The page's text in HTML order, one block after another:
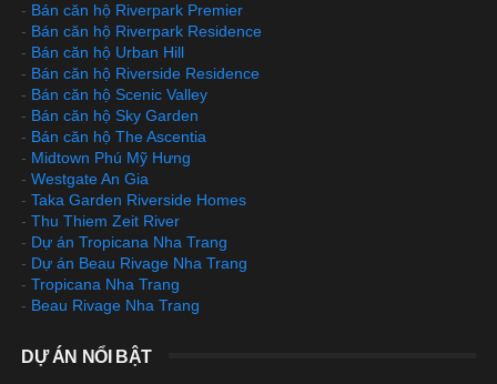
- Bán căn hộ Riverpark Premier
- Bán căn hộ Riverpark Residence
- Bán căn hộ Urban Hill
- Bán căn hộ Riverside Residence
- Bán căn hộ Scenic Valley
- Bán căn hộ Sky Garden
- Bán căn hộ The Ascentia
- Midtown Phú Mỹ Hưng
- Westgate An Gia
- Taka Garden Riverside Homes
- Thu Thiem Zeit River
- Dự án Tropicana Nha Trang
- Dự án Beau Rivage Nha Trang
- Tropicana Nha Trang
- Beau Rivage Nha Trang
DỰ ÁN NỔI BẬT